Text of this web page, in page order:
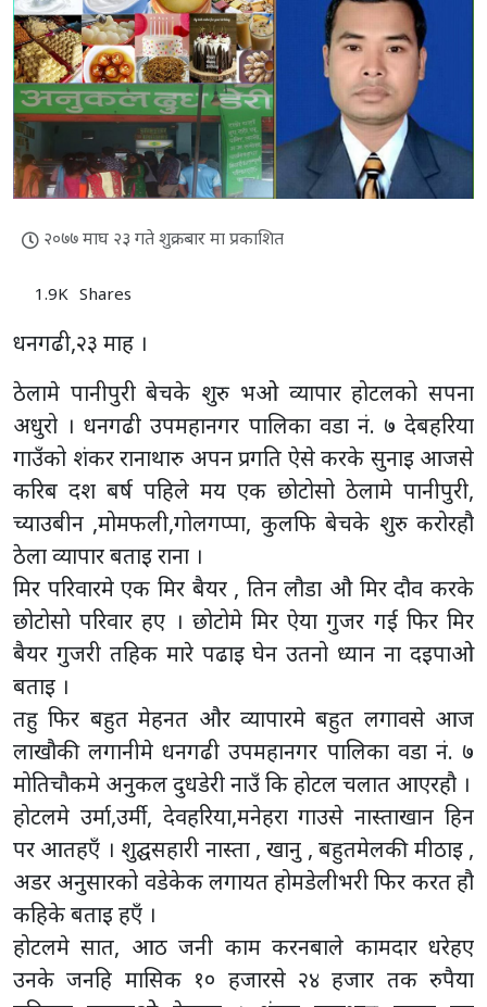
२०७७ माघ २३ गते शुक्रबार मा प्रकाशित
1.9K Shares
धनगढी,२३ माह ।
ठेलामे पानीपुरी बेचके शुरु भओ व्यापार होटलको सपना
अधुरो । धनगढी उपमहानगर पालिका वडा नं. ७ देबहरिया
गाउँको शंकर रानाथारु अपन प्रगति ऐसे करके सुनाइ आजसे
करिब दश बर्ष पहिले मय एक छोटोसो ठेलामे पानीपुरी,
च्याउबीन ,मोमफली,गोलगप्पा, कुलफि बेचके शुरु करोरहौ
ठेला व्यापार बताइ राना ।
मिर परिवारमे एक मिर बैयर , तिन लौडा औ मिर दौव करके
छोटोसो परिवार हए । छोटोमे मिर ऐया गुजर गई फिर मिर
बैयर गुजरी तहिक मारे पढाइ घेन उतनो ध्यान ना दइपाओ
बताइ ।
तहु फिर बहुत मेहनत और व्यापारमे बहुत लगावसे आज
लाखौकी लगानीमे धनगढी उपमहानगर पालिका वडा नं. ७
मोतिचौकमे अनुकल दुधडेरी नाउँ कि होटल चलात आएरहौ ।
होटलमे उर्मा,उर्मी, देवहरिया,मनेहरा गाउसे नास्ताखान हिन
पर आतहएँ । शुद्घसहारी नास्ता , खानु , बहुतमेलकी मीठाइ ,
अडर अनुसारको वडेकेक लगायत होमडेलीभरी फिर करत हौ
कहिके बताइ हएँ ।
होटलमे सात, आठ जनी काम करनबाले कामदार धरेहए
उनके जनहि मासिक १० हजारसे २४ हजार तक रुपैया